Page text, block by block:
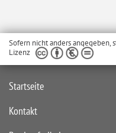
Sofern nicht anders angegeben,
Lizenz
Startseite
Kontakt